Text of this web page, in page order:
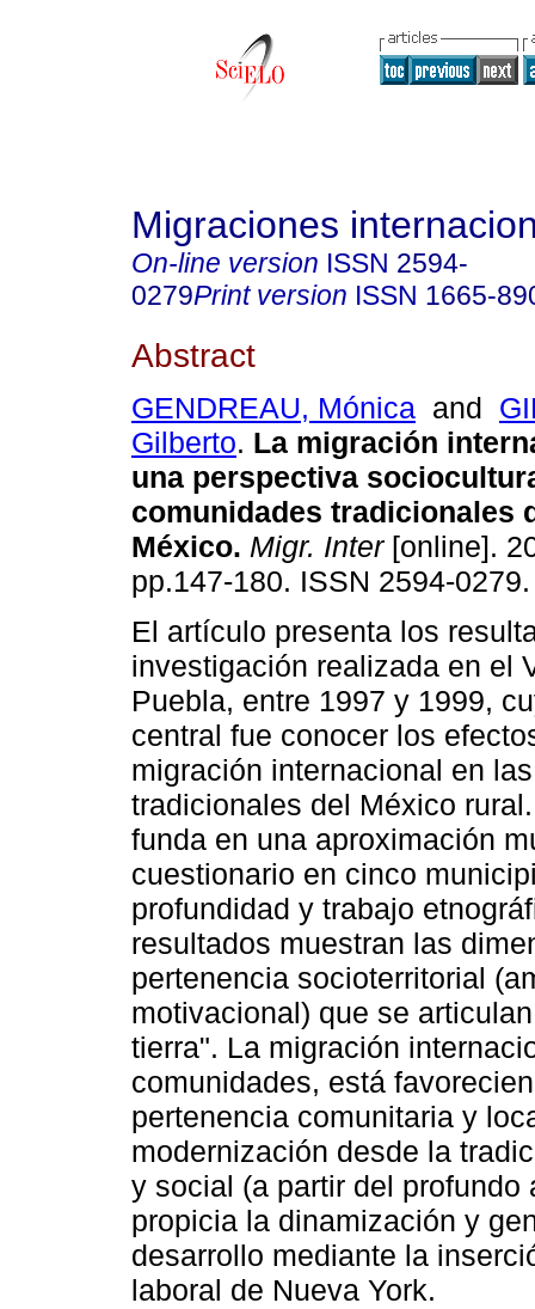
Migraciones
On-line version ISSN 2594-
0279Print version ISSN 1665-
Abstract
GENDREAU, Mónica and
Gilberto. La migración
una perspectiva
comunidades tradicionales
México. Migr. Inter[online].
pp.147-180. ISSN 2594-0279.
El artículo presenta los
investigación realizada en el
Puebla, entre 1997 y 1999,
central fue conocer los
migración internacional en
tradicionales del México
funda en una aproximación
cuestionario en cinco
profundidad y trabajo
resultados muestran las
pertenencia socioterritorial
motivacional) que se
tierra". La migración
comunidades, está
pertenencia comunitaria y
modernización desde la
y social (a partir del
propicia la dinamización y
desarrollo mediante la
laboral de Nueva York.